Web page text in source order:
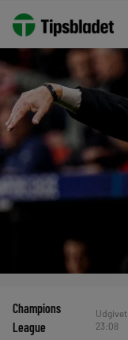
Champions
League
23:08